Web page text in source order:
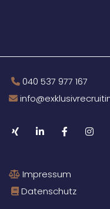
 040 537 977 167

 Impressum
 Datenschutz